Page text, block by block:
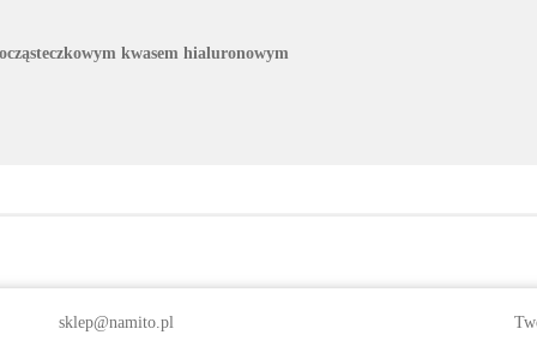
kwasem hialuronowym
sklep@namito.pl